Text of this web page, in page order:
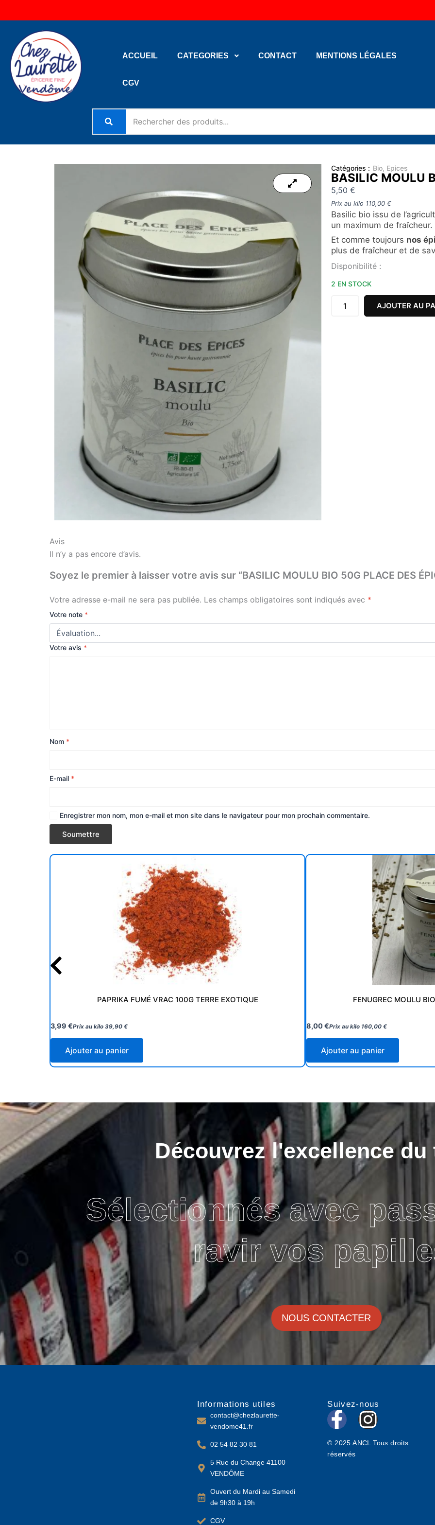
au
ACCUEIL CATEGORIES CONTACT MENTIONS LÉGALES
CGV
Catégories : Bio, Epices
BASILIC MOULU
5,50 €
Prix au kilo 110,00 €
Basilic bio issu de
un maximum de fraîcheur.
Et comme toujours nos
plus de fraîcheur et de
Disponibilité :
2 EN STOCK
quantité
BASILIC
AJOUTER AU
Avis
Il n’y a pas encore d’avis.
Soyez le premier à laisser votre avis sur “BASILIC MOULU BIO 50G PLACE DES
Votre adresse e-mail ne sera pas publiée. Les champs obligatoires sont indiqués avec *
Votre note *
Votre avis *
Nom *
E-mail *
Enregistrer mon nom, mon e-mail et mon site dans le navigateur pour mon prochain commentaire.
PAPRIKA FUMÉ VRAC 100G TERRE EXOTIQUE
3,99 €Prix au kilo 39,90 €
Ajouter au panier
FENUGREC MOULU
8,00€Prix au kilo 160,00 €
Ajouter au panier
Découvrez l'excellence
Sélectionnés avec
ravir vos
NOUS CONTACTER
Informations utiles
contact@chezlaurette-
vendome41.fr
02 54 82 30 81
5 Rue du Change 41100
VENDÔME
Ouvert du Mardi au Samedi
de 9h30 à 19h
CGV
Suivez-nous
F
a
c
I
n
© 2025 ANCL Tous droits
réservés